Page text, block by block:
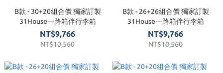
B款 - 30+20組合價 獨家訂製
31House一路箱伴行李箱
NT$9,766
NT$10,560
B款 - 26+26組合價 獨家訂製
31House一路箱伴行李箱
NT$9,766
NT$10,560